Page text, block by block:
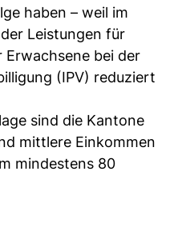
haben – weil im
Leistungen für
bei der
(IPV) reduziert
sind die Kantone
mittlere Einkommen
mindestens 80